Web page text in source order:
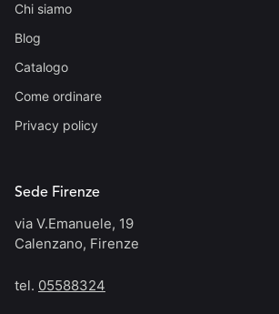
Chi siamo
Blog
Catalogo
Come ordinare
Privacy policy
Sede Firenze
via V.Emanuele, 19
Calenzano, Firenze
tel. 05588324